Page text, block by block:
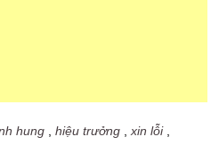
hung ,hiệu trưởng ,xin lỗi,